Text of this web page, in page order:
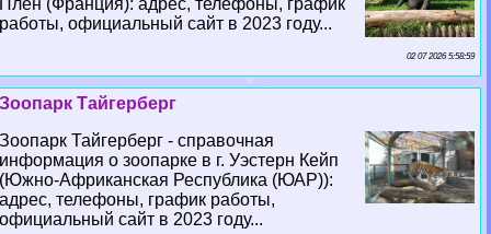
Плен (Франция): адрес, телефоны, график
работы, официальный сайт в 2023 году...
02 07 2026 5:58:59
Зоопарк Тайгерберг
Зоопарк Тайгерберг - справочная
информация о зоопарке в г. Уэстерн Кейп
(Южно-Африканская Республика (ЮАР)):
адрес, телефоны, график работы,
официальный сайт в 2023 году...